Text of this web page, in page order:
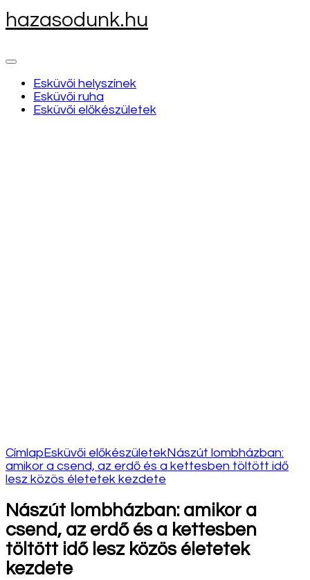
hazasodunk.hu
Esküvői helyszínek
Esküvői ruha
Esküvői előkészületek
CímlapEsküvői előkészületekNászút lombházban:
amikor a csend, az erdő és a kettesben töltött idő
lesz közös életetek kezdete
Nászút lombházban: amikor a
csend, az erdő és a kettesben
töltött idő lesz közös életetek
kezdete